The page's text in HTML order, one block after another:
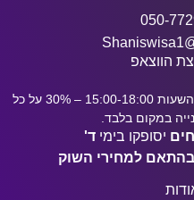
בין השעות 15:00-18:00 – 30% על כל
במקום בלבד.
יסופקו בימי ד'
בהתאם למחירי השוק
050-
הווצאפ